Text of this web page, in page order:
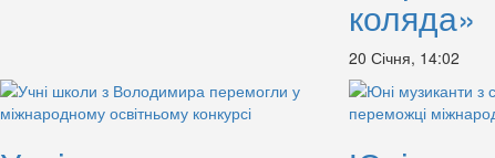
коляда»
20 Січня, 14:02